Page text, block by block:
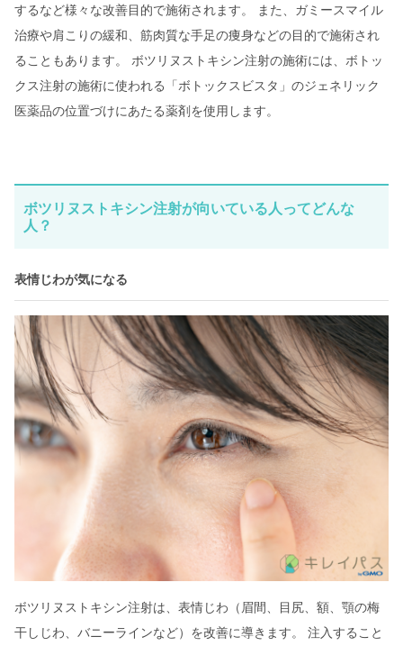
するなど様々な改善目的で施術されます。 また、ガミースマイル
治療や肩こりの緩和、筋肉質な手足の痩身などの目的で施術され
ることもあります。 ボツリヌストキシン注射の施術には、ボトッ
クス注射の施術に使われる「ボトックスビスタ」のジェネリック
医薬品の位置づけにあたる薬剤を使用します。
ボツリヌストキシン注射が向いている人ってどんな
人？
表情じわが気になる
ボツリヌストキシン注射は、表情じわ（眉間、目尻、額、顎の梅
干しじわ、バニーラインなど）を改善に導きます。 注入すること